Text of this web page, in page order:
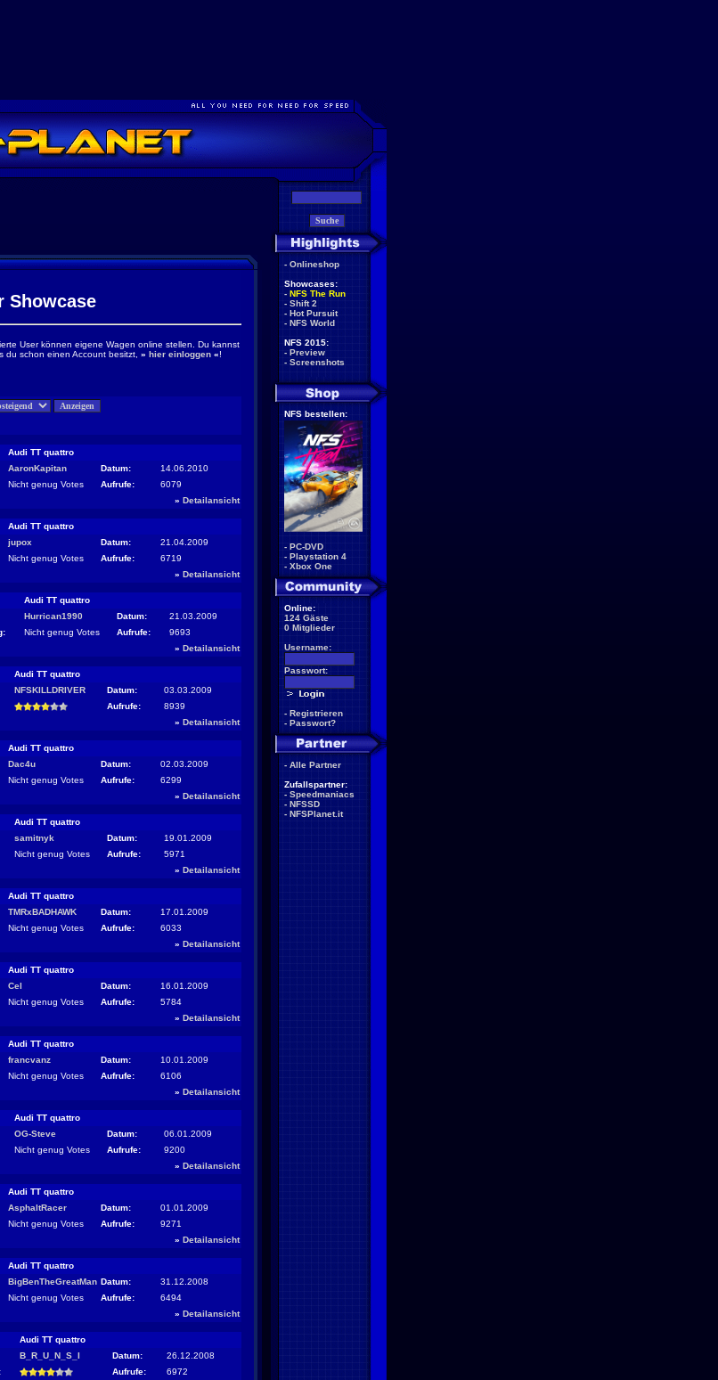
Showcase
User können eigene Wagen online stellen. Du kannst
du schon einen Account besitzt, » hier einloggen «!
Audi TT quattro
AaronKapitan Datum:
14.06.2010
Nicht genug Votes Aufrufe:
6079
» Detailansicht
Audi TT quattro
jupox Datum:
21.04.2009
Nicht genug Votes Aufrufe:
6719
» Detailansicht
Audi TT quattro
Hurrican1990 Datum:
21.03.2009
Nicht genug Votes Aufrufe:
9693
» Detailansicht
Audi TT quattro
NFSKILLDRIVER Datum:
03.03.2009
Aufrufe:
8939
» Detailansicht
Audi TT quattro
Dac4u Datum:
02.03.2009
Nicht genug Votes Aufrufe:
6299
» Detailansicht
Audi TT quattro
samitnyk Datum:
19.01.2009
Nicht genug Votes Aufrufe:
5971
» Detailansicht
Audi TT quattro
TMRxBADHAWK Datum:
17.01.2009
Nicht genug Votes Aufrufe:
6033
» Detailansicht
Audi TT quattro
Cel Datum:
16.01.2009
Nicht genug Votes Aufrufe:
5784
» Detailansicht
Audi TT quattro
francvanz Datum:
10.01.2009
Nicht genug Votes Aufrufe:
6106
» Detailansicht
Audi TT quattro
OG-Steve Datum:
06.01.2009
Nicht genug Votes Aufrufe:
9200
» Detailansicht
Audi TT quattro
AsphaltRacer Datum:
01.01.2009
Nicht genug Votes Aufrufe:
9271
» Detailansicht
Audi TT quattro
BigBenTheGreatMan Datum:
31.12.2008
Nicht genug Votes Aufrufe:
6494
» Detailansicht
Audi TT quattro
B_R_U_N_S_I Datum:
26.12.2008
Aufrufe:
6972
- Onlineshop
Showcases:
- NFS The Run
- Shift 2
- Hot Pursuit
- NFS World
NFS 2015:
- Preview
- Screenshots
NFS bestellen:
- PC-DVD
- Playstation 4
- Xbox One
Online:
124 Gäste
0 Mitglieder
Username:
Passwort:
- Registrieren
- Passwort?
- Alle Partner
Zufallspartner:
- Speedmaniacs
- NFSSD
- NFSPlanet.it